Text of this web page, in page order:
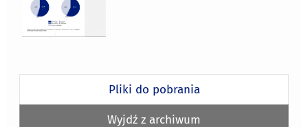
Pliki do pobrania
Wyjdź z archiwum